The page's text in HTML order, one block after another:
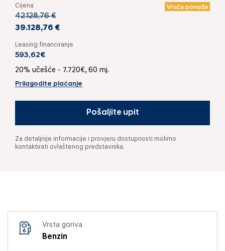
Cijena Vruća ponuda
42.128,76 €
39.128,76 €
Leasing financiranje
593,62€
20% učešće - 7.720€, 60 mj.
Prilagodite plaćanje
Pošaljite upit
Za detaljnije informacije i provjeru dostupnosti molimo
kontaktirati ovlaštenog predstavnika.
Vrsta goriva
Benzin